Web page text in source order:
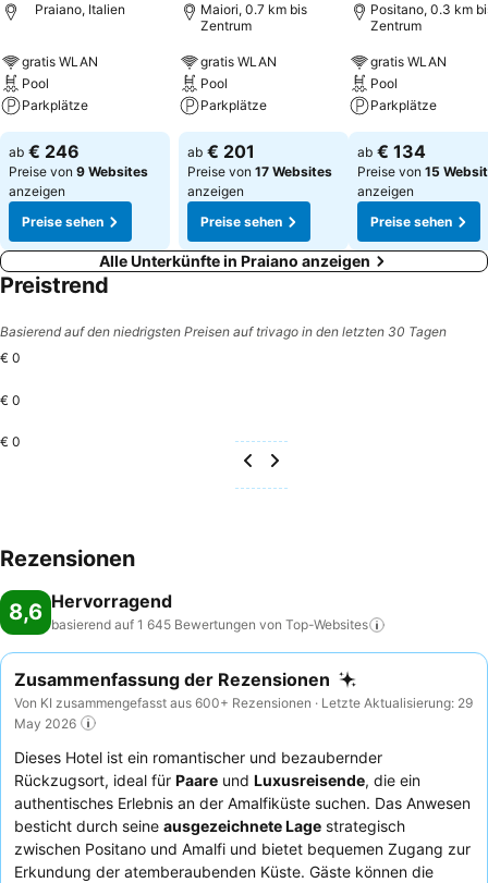
Praiano, Italien
gratis WLAN
Pool
Parkplätze
ab € 246
Preise von 9 Websites
anzeigen
Preise sehen
Maiori, 0.7 km bis
Zentrum
gratis WLAN
Pool
Parkplätze
ab € 201
Preise von 17 Websites
anzeigen
Preise sehen
Positano, 0.3 km
Zentrum
gratis WLAN
Pool
Parkplätze
ab € 134
Preise von 15
anzeigen
Preise sehen
Alle Unterkünfte in Praiano anzeigen
Preistrend
Basierend auf den niedrigsten Preisen auf trivago in den letzten 30 Tagen
€ 0
€ 0
€ 0
Rezensionen
8,6 Hervorragend
basierend auf 1 645 Bewertungen von Top-Websites
Zusammenfassung der Rezensionen
Von KI zusammengefasst aus 600+ Rezensionen · Letzte Aktualisierung: 29
May 2026
Dieses Hotel ist ein romantischer und bezaubernder
Rückzugsort, ideal für Paare und Luxusreisende, die ein
authentisches Erlebnis an der Amalfiküste suchen. Das Anwesen
besticht durch seine ausgezeichnete Lage strategisch
zwischen Positano und Amalfi und bietet bequemen Zugang zur
Erkundung der atemberaubenden Küste. Gäste können die